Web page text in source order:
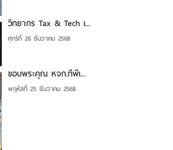
วิทยากร Tax & Tech เ...
ศุกร์ที่ 26 ธันวาคม 2568
ขอบพระคุณ หจก.ทีพีเ...
พฤหัสที่ 25 ธันวาคม 2568